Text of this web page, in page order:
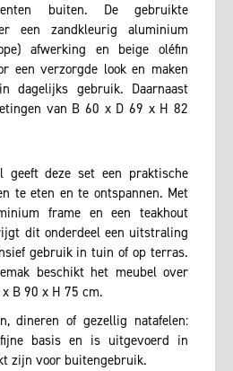
buiten. De gebruikte
een zandkleurig aluminium
afwerking en beige oléfin
een verzorgde look en maken
dagelijks gebruik. Daarnaast
van B 60 x D 69 x H 82
geeft deze set een praktische
te eten en te ontspannen. Met
frame en een teakhout
dit onderdeel een uitstraling
gebruik in tuin of op terras.
beschikt het meubel over
B 90 x H 75 cm.
dineren of gezellig natafelen:
basis en is uitgevoerd in
zijn voor buitengebruik.